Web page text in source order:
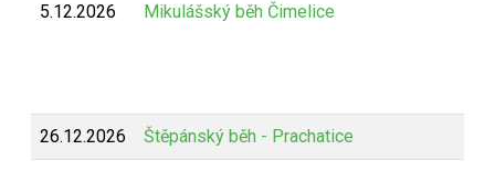
5.12.2026 Mikulášský běh Čimelice
26.12.2026 Štěpánský běh - Prachatice